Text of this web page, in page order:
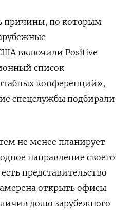
причины, по которым
включили Positive
список
конференций»,
спецслужбы подбирали
не менее планирует
направление своего
представительство
открыть офисы
долю зарубежного